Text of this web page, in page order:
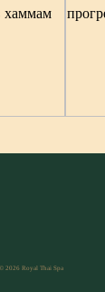
© 2026 Royal Thai Spa